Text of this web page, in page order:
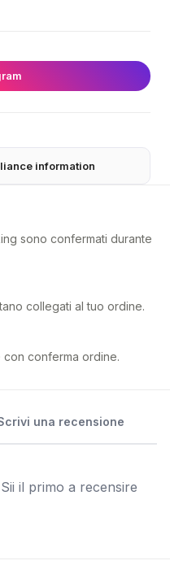
information
sono confermati durante
collegati al tuo ordine.
conferma ordine.
una recensione
il primo a recensire